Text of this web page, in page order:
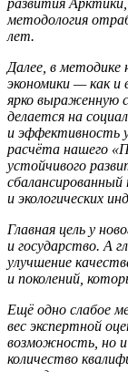
развития
методология
лет.
Далее, в
экономики — как и
ярко выраженную
делается на
и эффективность
расчёта нашего
устойчивого
сбалансированный
и экологических
Главная цель у
и государство. А
улучшение
и поколений,
Ещё одно слабое
вес экспертной
возможность, но и
количество